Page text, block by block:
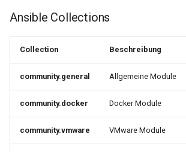
Ansible Collections
Collection Beschreibung
community.general Allgemeine Module
community.docker Docker Module
community.vmware VMware Module